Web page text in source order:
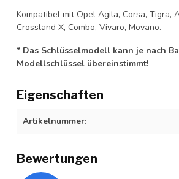
Kompatibel mit Opel Agila, Corsa, Tigra,
Crossland X, Combo, Vivaro, Movano.
* Das Schlüsselmodell kann je nach
Modellschlüssel übereinstimmt!
Eigenschaften
Artikelnummer:
Bewertungen